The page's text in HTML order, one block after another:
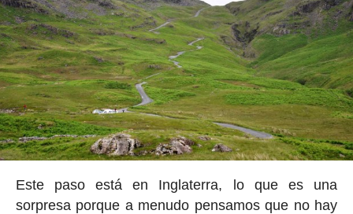
Este paso está en Inglaterra, lo que es una
sorpresa porque a menudo pensamos que no hay